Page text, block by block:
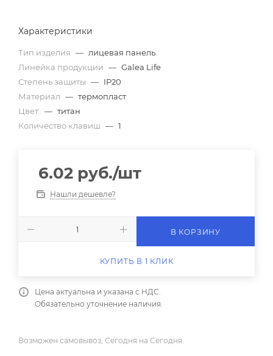
Характеристики
Тип изделия — лицевая панель
Линейка продукции — Galea Life
Степень защиты — IP20
Материал — термопласт
Цвет.
— титан
Количество клавиш — 1
6.02 руб./шт
Нашли дешевле?
В КОРЗИНУ
КУПИТЬ В 1 КЛИК
Цена актуальна и указана с НДС.
Обязательно уточнение наличия.
Возможен самовывоз, Сегодня на Сегодня.